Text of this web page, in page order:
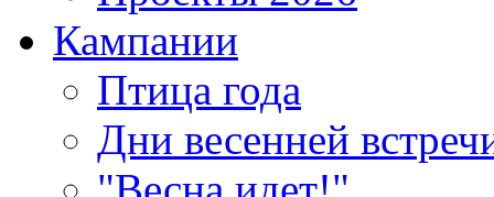
Кампании
Птица года
Дни весенней